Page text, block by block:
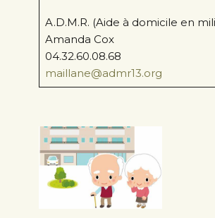
A.D.M.R. (Aide à domicile en
Amanda Cox
04.32.60.08.68
maillane@admr13.org